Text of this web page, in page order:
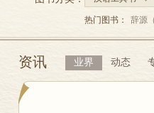
热门图书： 辞源
资讯 业界 动态